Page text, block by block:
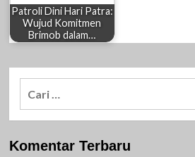
Patroli Dini Hari Patra:
Wujud Komitmen
Brimob dalam…
Komentar Terbaru